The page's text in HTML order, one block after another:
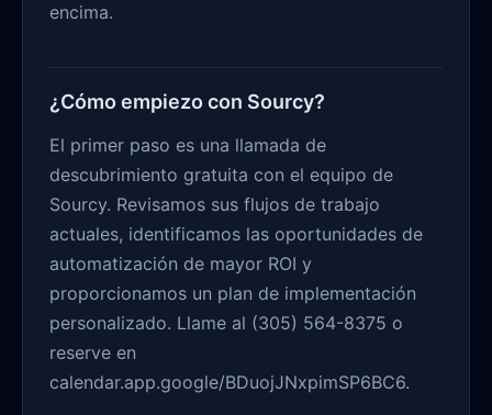
encima.
¿Cómo empiezo con Sourcy?
El primer paso es una llamada de
descubrimiento gratuita con el equipo de
Sourcy. Revisamos sus flujos de trabajo
actuales, identificamos las oportunidades de
automatización de mayor ROI y
proporcionamos un plan de implementación
personalizado. Llame al (305) 564-8375 o
reserve en
calendar.app.google/BDuojJNxpimSP6BC6.